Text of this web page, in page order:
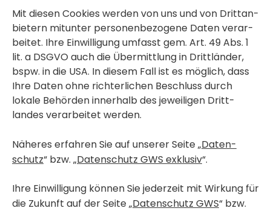
Mit diesen Cookies werden von uns und von Dritt­an­
bie­tern mitunter perso­nen­be­zo­gene Daten verar­
beitet. Ihre Einwil­li­gung umfasst gem. Art. 49 Abs. 1
lit. a DSGVO auch die Übermitt­lung in Dritt­länder,
bspw. in die USA. In diesem Fall ist es möglich, dass
Ihre Daten ohne rich­ter­li­chen Beschluss durch
lokale Behörden inner­halb des jewei­ligen Dritt­
landes verar­beitet werden.
Näheres erfahren Sie auf unserer Seite „Daten­
schutz“ bzw. „Daten­schutz GWS exklusiv“.
Ihre Einwil­li­gung können Sie jeder­zeit mit Wirkung für
die Zukunft auf der Seite „Daten­schutz GWS“ bzw.
oder ausblenden
Immo­bilie in Graz und der Stei­er­mark?
ALLE IMMO­BI­LIEN